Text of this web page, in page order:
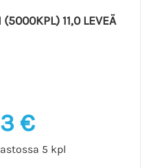
30MM (5000KPL) 11,0 LEVEÄ
€
5 kpl